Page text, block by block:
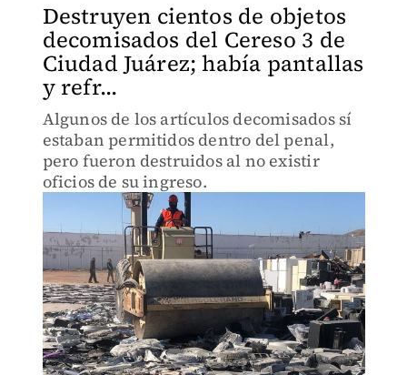
Destruyen cientos de objetos
decomisados del Cereso 3 de
Ciudad Juárez; había pantallas
y refr...
Algunos de los artículos decomisados sí
estaban permitidos dentro del penal,
pero fueron destruidos al no existir
oficios de su ingreso.